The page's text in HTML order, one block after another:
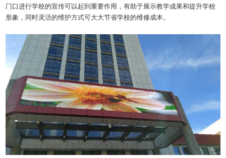
门口进行学校的宣传可以起到重要作用，有助于展示教学成果和提升学校
形象，同时灵活的维护方式可大大节省学校的维修成本。